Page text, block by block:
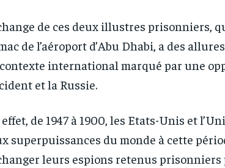
1-YEAR
1-YEAR
de ces deux illustres prisonniers,
de l’aéroport d’Abu Dhabi, a des
international marqué par une
et la Russie.
de 1947 à 1900, les Etats-Unis et
superpuissances du monde à cette
leurs espions retenus prisonniers